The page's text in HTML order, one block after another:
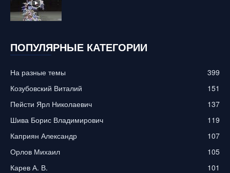
ПОПУЛЯРНЫЕ КАТЕГОРИИ
На разные темы
399
Козубовский Виталий
151
Пейсти Ярл Николаевич
137
Шива Борис Владимирович
119
Каприян Александр
107
Орлов Михаил
105
Карев А. В.
101